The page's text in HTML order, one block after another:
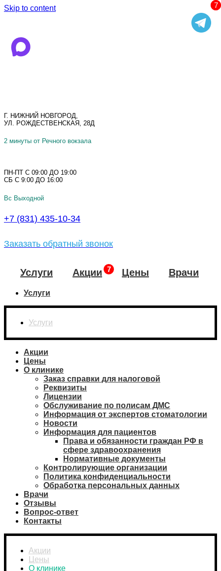
Skip to content
Г. НИЖНИЙ НОВГОРОД,
УЛ. РОЖДЕСТВЕНСКАЯ, 28Д
2 минуты от Речного вокзала
ПН-ПТ С 09:00 ДО 19:00
СБ С 9:00 ДО 16:00
Вс Выходной
+7 (831) 435-10-34
Заказать обратный звонок
Услуги Акции Цены Врачи
Услуги
Услуги
Акции
Цены
О клинике
Заказ справки для налоговой
Реквизиты
Лицензии
Обслуживание по полисам ДМС
Информация от экспертов стоматологии
Новости
Информация для пациентов
Права и обязанности граждан РФ в
сфере здравоохранения
Нормативные документы
Контролирующие организации
Политика конфиденциальности
Обработка персональных данных
Врачи
Отзывы
Вопрос-ответ
Контакты
Акции
Цены
О клинике